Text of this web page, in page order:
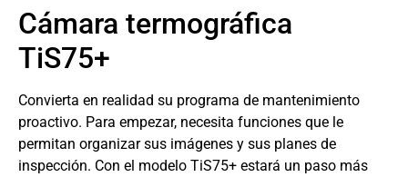
Cámara termográfica
TiS75+
Convierta en realidad su programa de mantenimiento
proactivo. Para empezar, necesita funciones que le
permitan organizar sus imágenes y sus planes de
inspección. Con el modelo TiS75+ estará un paso más